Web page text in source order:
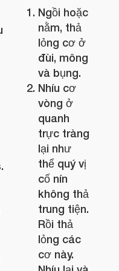
Ngồi hoặc
nằm, thả
lỏng cơ ở
đùi, mông
và bụng.
Nhíu cơ
vòng ở
quanh
trực tràng
lại như
thể quý vị
cố nín
không thả
trung tiện.
Rồi thả
lỏng các
cơ này.